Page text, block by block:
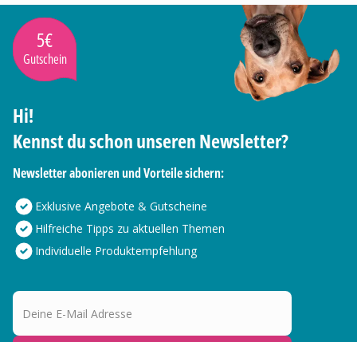
5€
Gutschein
Hi!
Kennst du schon unseren Newsletter?
Newsletter abonieren und Vorteile sichern:
Exklusive Angebote & Gutscheine
Hilfreiche Tipps zu aktuellen Themen
Individuelle Produktempfehlung
Deine E-Mail Adresse